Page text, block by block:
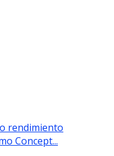
rendimiento
Concept...